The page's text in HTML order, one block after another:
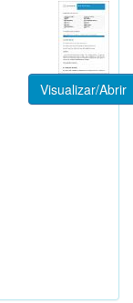
Visualizar/Abrir